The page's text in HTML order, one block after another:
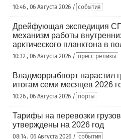
10:46 , 06 Августа 2026 / события
Дрейфующая экспедиция
механизм работы
арктического планктона в
10:32 , 06 Августа 2026 / пресс-релизы
Владморрыбпорт нарастил
итогам семи месяцев 2026
10:26 , 06 Августа 2026 / порты
Тарифы на перевозки
утверждены на 2026 год
08:14 , 06 Августа 2026 / события